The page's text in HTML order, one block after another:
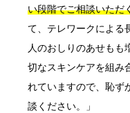
い段階でご相談いただ
て、テレワークによる
人のおしりのあせもも
切なスキンケアを組み
れていますので、恥ず
談ください。」